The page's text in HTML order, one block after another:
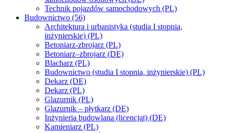
Technik pojazdów samochodowych (PL)
Budownictwo (56)
Architektura i urbanistyka (studia I stopnia,
inżynierskie) (PL)
Betoniarz-zbrojarz (PL)
Betoniarz–zbrojarz (DE)
Blacharz (PL)
Budownictwo (studia I stopnia, inżynierskie) (PL)
Dekarz (DE)
Dekarz (PL)
Glazurnik (PL)
Glazurnik – płytkarz (DE)
Inżynieria budowlana (licencjat) (DE)
Kamieniarz (PL)